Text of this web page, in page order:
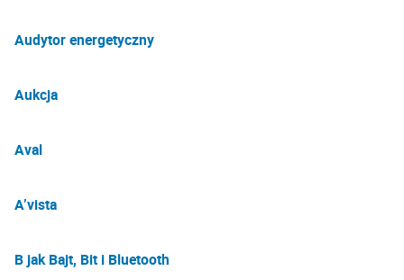
Audytor energetyczny
Aukcja
Aval
A’vista
B jak Bajt, Bit i Bluetooth